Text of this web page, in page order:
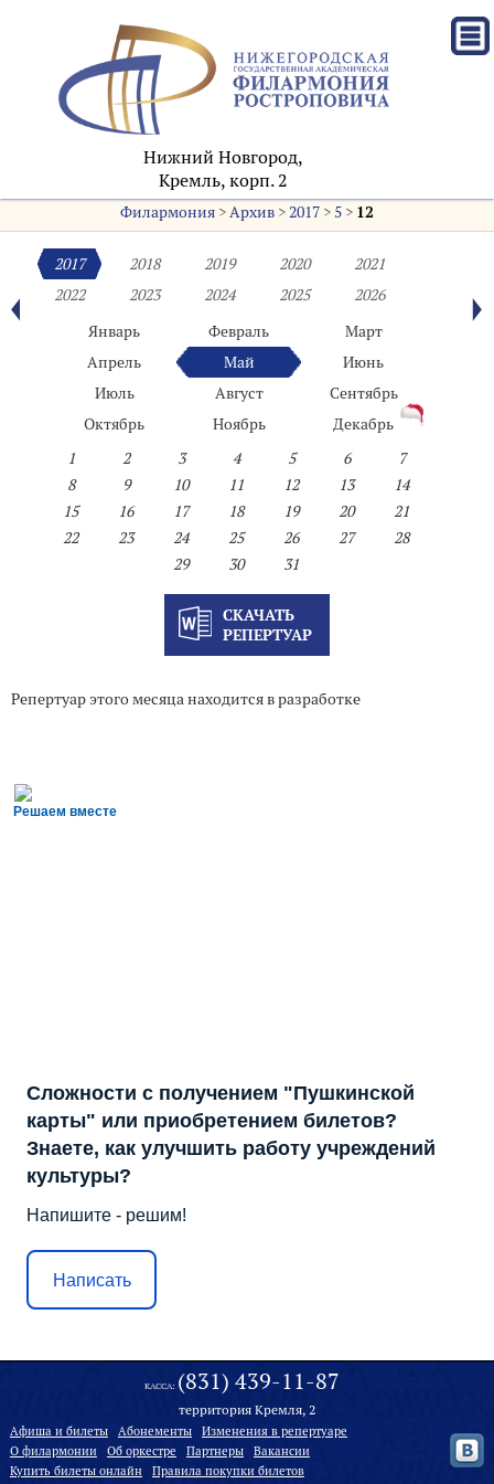
Нижний Новгород,
Кремль, корп. 2
Филармония>Архив>2017> 5> 12
2017 2018 2019 2020
2021
2022
2023 2024 2025
2026
Январь
Февраль
Март
Апрель
Май
Июнь
Июль
Август
Сентябрь
Октябрь
Ноябрь
Декабрь
1
2 3 4 5 6
7
8
9 10 11 12 13
14
15
16 17 18 19 20
21
22
23 24 25 26 27
28
29
30 31
СКАЧАТЬ
РЕПЕРТУАР
Репертуар этого месяца находится в разработке
Решаем вместе
Сложности с получением "Пушкинской
карты" или приобретением билетов?
Знаете, как улучшить работу учреждений
культуры?
Напишите - решим!
Написать
КАССА: (831) 439-11-87
территория Кремля, 2
Афиша и билеты Абонементы
Изменения в репертуаре
О филармонии
Oб оркестре Партнеры
Вакансии
Купить билеты онлайн
Правила покупки билетов